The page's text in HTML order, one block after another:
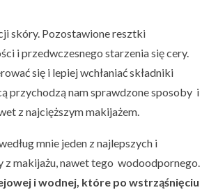
skóry. Pozostawione resztki
i przedwczesnego starzenia się cery.
się i lepiej wchłaniać składniki
przychodzą nam sprawdzone sposoby i
z najcięższym makijażem.
mnie jeden z najlepszych i
z makijażu, nawet tego wodoodpornego.
i wodnej, które po wstrząśnięciu